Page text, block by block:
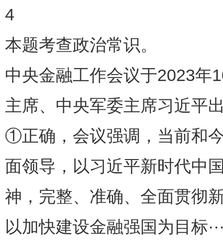
4
本题考查政治常识。
中央金融工作会议于2023年
主席、中央军委主席习近平
①正确，会议强调，当前和
面领导，以习近平新时代中
神，完整、准确、全面贯彻
以加快建设金融强国为目标